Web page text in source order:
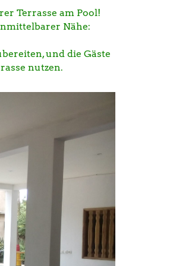
Terrasse am Pool!
Nähe:
und die Gäste
nutzen.